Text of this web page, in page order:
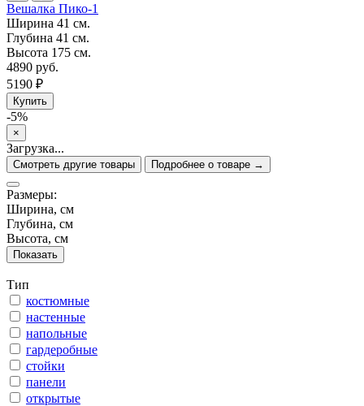
Вешалка Пико-1
Ширина 41 см.
Глубина 41 см.
Высота 175 см.
4890 руб.
5190 ₽
Купить
-5%
×
Загрузка...
Смотреть другие товары Подробнее о товаре →
Размеры:
Ширина, см
Глубина, см
Высота, см
Тип
костюмные
настенные
напольные
гардеробные
стойки
панели
открытые